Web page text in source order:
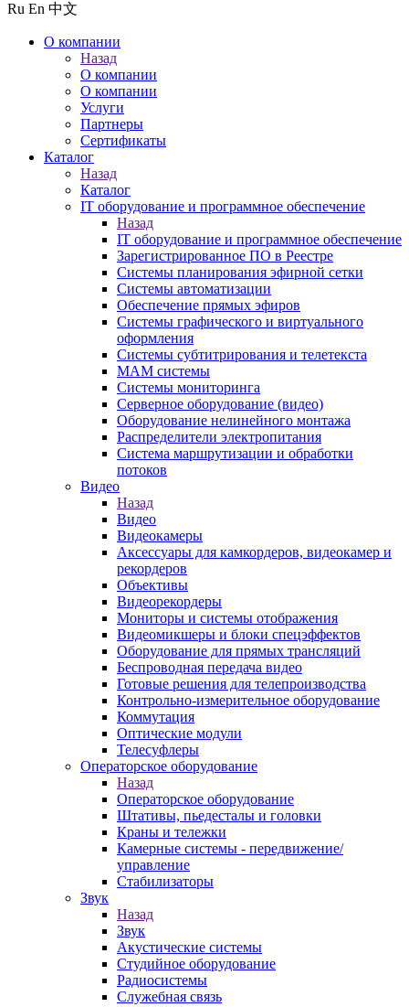
Ru En 中文
О компании
Назад
О компании
О компании
Услуги
Партнеры
Сертификаты
Каталог
Назад
Каталог
IT оборудование и программное обеспечение
Назад
IT оборудование и программное обеспечение
Зарегистрированное ПО в Реестре
Системы планирования эфирной сетки
Системы автоматизации
Обеспечение прямых эфиров
Системы графического и виртуального
оформления
Системы субтитрирования и телетекста
MAM системы
Системы мониторинга
Серверное оборудование (видео)
Оборудование нелинейного монтажа
Распределители электропитания
Система маршрутизации и обработки
потоков
Видео
Назад
Видео
Видеокамеры
Аксессуары для камкордеров, видеокамер и
рекордеров
Объективы
Видеорекордеры
Мониторы и системы отображения
Видеомикшеры и блоки спецэффектов
Оборудование для прямых трансляций
Беспроводная передача видео
Готовые решения для телепроизводства
Контрольно-измерительное оборудование
Коммутация
Оптические модули
Телесуфлеры
Операторское оборудование
Назад
Операторское оборудование
Штативы, пьедесталы и головки
Краны и тележки
Камерные системы - передвижение/
управление
Стабилизаторы
Звук
Назад
Звук
Акустические системы
Студийное оборудование
Радиосистемы
Служебная связь